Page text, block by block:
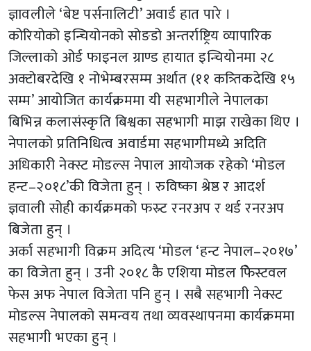
ज्ञावलीले ‘बेष्ट पर्सनालिटी’ अवार्ड हात पारे ।
कोरियोको इन्चियोनको सोङडो अन्तर्राष्ट्रिय व्यापारिक
जिल्लाको ओर्ड फाइनल ग्राण्ड हायात इन्चियोनमा २८
अक्टोबरदेखि १ नोभेम्बरसम्म अर्थात (११ कत्र्तिकदेखि १५
सम्म’ आयोजित कार्यक्रममा यी सहभागीले नेपालका
बिभिन्न कलासंस्कृति बिश्वका सहभागी माझ राखेका थिए ।
नेपालको प्रतिनिधित्व अवार्डमा सहभागीमध्ये अदिति
अधिकारी नेक्स्ट मोडल्स नेपाल आयोजक रहेको ‘मोडल
हन्ट–२०१८’की विजेता हुन् । रुविष्का श्रेष्ठ र आदर्श
ज्ञवाली सोही कार्यक्रमको फस्र्ट रनरअप र थर्ड रनरअप
बिजेता हुन् ।
अर्का सहभागी विक्रम अदित्य ‘मोडल ‘हन्ट नेपाल–२०१७’
का विजेता हुन् । उनी २०१८ कै एशिया मोडल फेिस्टवल
फेस अफ नेपाल विजेता पनि हुन् । सबै सहभागी नेक्स्ट
मोडल्स नेपालको समन्वय तथा व्यवस्थापनमा कार्यक्रममा
सहभागी भएका हुन् ।